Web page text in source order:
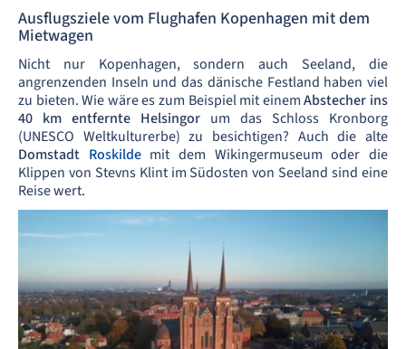
Ausflugsziele vom Flughafen Kopenhagen mit dem
Mietwagen
Nicht nur Kopenhagen, sondern auch Seeland, die
angrenzenden Inseln und das dänische Festland haben viel
zu bieten. Wie wäre es zum Beispiel mit einemAbstecher ins
40 km entfernte Helsingor um das Schloss Kronborg
(UNESCO Weltkulturerbe) zu besichtigen? Auch die alte
Domstadt Roskildemit dem Wikingermuseum oder die
Klippen von Stevns Klint im Südosten von Seeland sind eine
Reise wert.